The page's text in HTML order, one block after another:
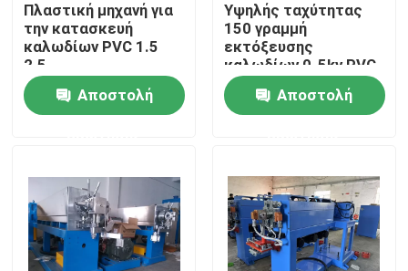
Έλεγχος ποιότητας
Επικοινωνήστε μαζί μας
Μηχανή εκτόξευσης καλωδίων
Μηχανή εκτόξευσης συρμάτων
Πλαστική μηχανή για
την κατασκευή
καλωδίων PVC 1.5
2.5
Αποστολή
Υψηλής ταχύτητας
150 γραμμή
εκτόξευσης
καλωδίων 0-5kv PVC
/ PE μηχανή
εκτόξευσης για 4 *
300
Αποστολή